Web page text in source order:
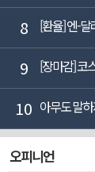
8 [환율] 엔-
9 [장마감] 코
10 아무도 말
오피니언